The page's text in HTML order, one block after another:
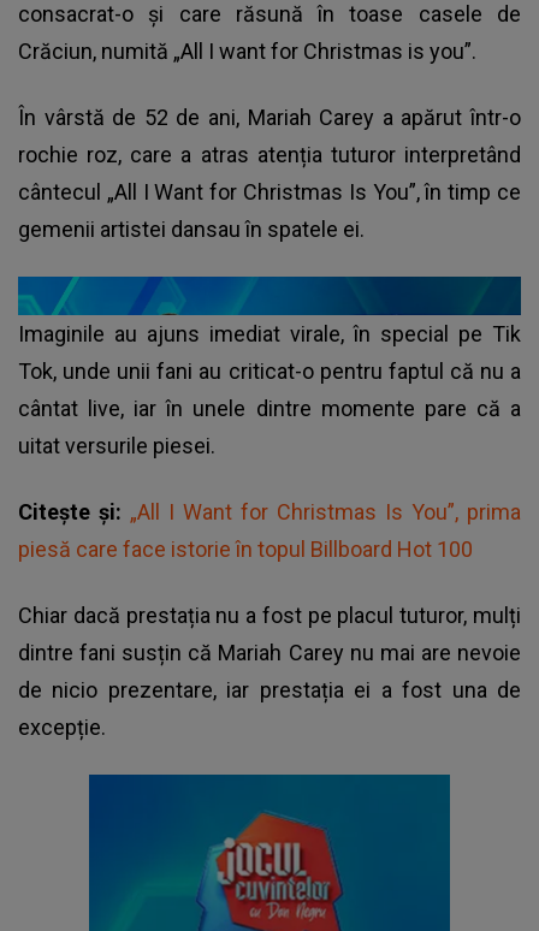
consacrat-o și care răsună în toase casele de
Crăciun, numită „All I want for Christmas is you”.
În vârstă de 52 de ani, Mariah Carey a apărut într-o
rochie roz, care a atras atenția tuturor interpretând
cântecul „All I Want for Christmas Is You”, în timp ce
gemenii artistei dansau în spatele ei.
Imaginile au ajuns imediat virale, în special pe Tik
Tok, unde unii fani au criticat-o pentru faptul că nu a
cântat live, iar în unele dintre momente pare că a
uitat versurile piesei.
Citește și: „All I Want for Christmas Is You”, prima
piesă care face istorie în topul Billboard Hot 100
Chiar dacă prestația nu a fost pe placul tuturor, mulți
dintre fani susțin că Mariah Carey nu mai are nevoie
de nicio prezentare, iar prestația ei a fost una de
excepție.